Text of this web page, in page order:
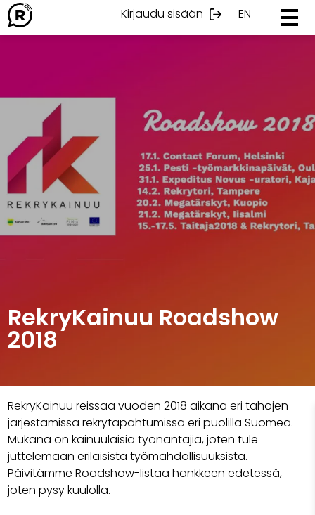
Ohita
sisältöön
Kirjaudu sisään EN
RekryKainuu Roadshow
2018
RekryKainuu reissaa vuoden 2018 aikana eri tahojen
järjestämissä rekrytapahtumissa eri puolilla Suomea.
Mukana on kainuulaisia työnantajia, joten tule
juttelemaan erilaisista työmahdollisuuksista.
Päivitämme Roadshow-listaa hankkeen edetessä,
joten pysy kuulolla.